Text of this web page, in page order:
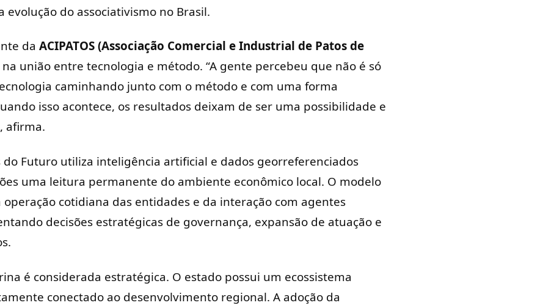
do associativismo no Brasil.
da ACIPATOS (Associação Comercial e Industrial de Patos de
união entre tecnologia e método. “A gente percebeu que não é só
caminhando junto com o método e com uma forma
isso acontece, os resultados deixam de ser uma possibilidade e
afirma.
do Futuro utiliza inteligência artificial e dados georreferenciados
uma leitura permanente do ambiente econômico local. O modelo
cotidiana das entidades e da interação com agentes
decisões estratégicas de governança, expansão de atuação e
é considerada estratégica. O estado possui um ecossistema
conectado ao desenvolvimento regional. A adoção da